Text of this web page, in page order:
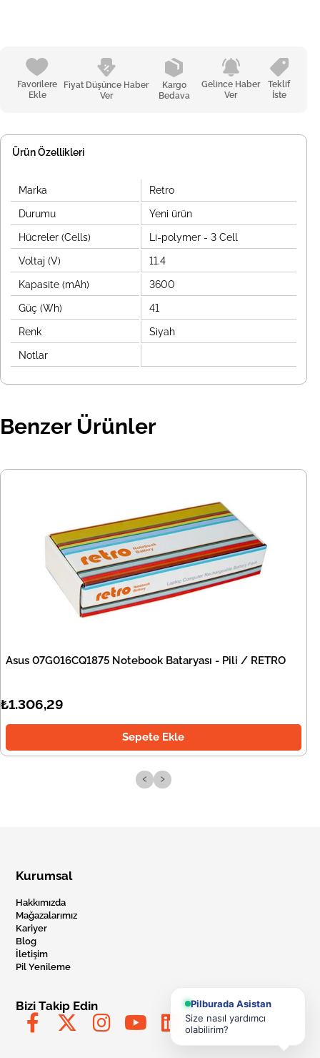
Favorilere
Ekle
Fiyat Düşünce Haber
Ver
Kargo
Bedava
Gelince Haber
Ver
Teklif
İste
Ürün Özellikleri
Marka Retro
Durumu Yeni ürün
Hücreler (Cells) Li-polymer - 3 Cell
Voltaj (V) 11.4
Kapasite (mAh) 3600
Güç (Wh) 41
Renk Siyah
Notlar
Benzer Ürünler
Asus 07G016CQ1875 Notebook Bataryası - Pili / RETRO
₺1.306,29
Sepete Ekle
‹ ›
Kurumsal
Hakkımızda
Mağazalarımız
Kariyer
Blog
İletişim
Pil Yenileme
Bizi Takip Edin
Pilburada Asistan
Size nasıl yardımcı
olabilirim?